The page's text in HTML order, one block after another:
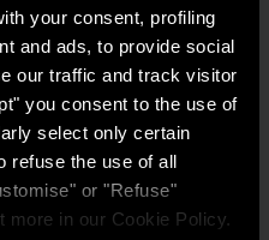
your consent, profiling
and ads, to provide social
our traffic and track visitor
you consent to the use of
select only certain
refuse the use of all
or "Refuse"
more in our Cookie Policy.